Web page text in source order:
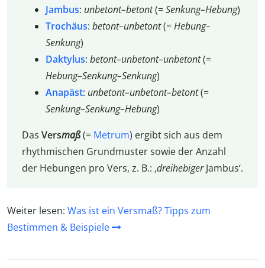
Jambus: unbetont–betont(=Senkung–Hebung)
Trochäus: betont–unbetont(=Hebung–
Senkung)
Daktylus: betont–unbetont–unbetont(=
Hebung–Senkung–Senkung)
Anapäst: unbetont–unbetont–betont(=
Senkung–Senkung–Hebung)
Das Versmaß(= Metrum) ergibt sich aus dem
rhythmischen Grundmuster sowie der Anzahl
der Hebungen pro Vers, z. B.: ‚dreihebigerJambus‘.
Weiter lesen: Was ist ein Versmaß? Tipps zum
Bestimmen & Beispiele